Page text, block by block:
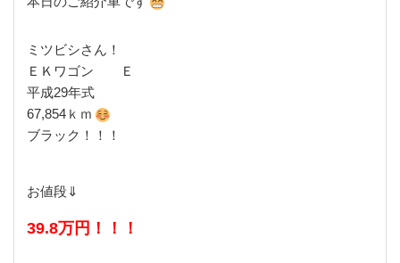
ミツビシさん！
ＥＫワゴン Ｅ
平成29年式
67,854ｋｍ
ブラック！！！
お値段⇓
39.8万円！！！